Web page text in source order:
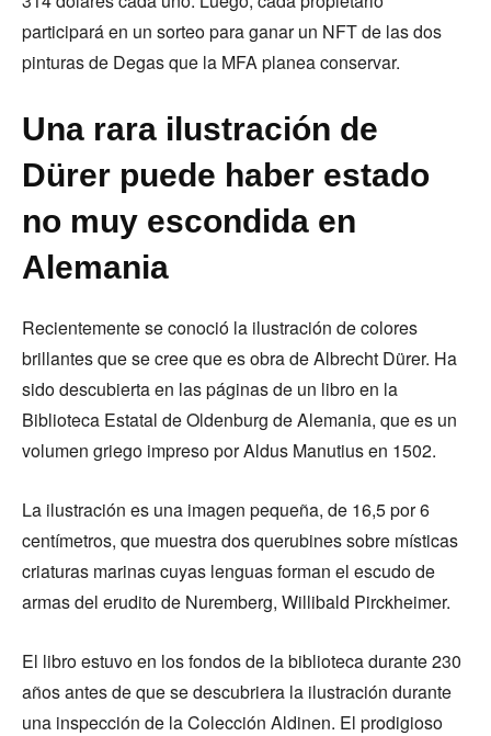
participará en un sorteo para ganar un NFT de las dos
pinturas de Degas que la MFA planea conservar.
Una rara ilustración de
Dürer puede haber estado
no muy escondida en
Alemania
Recientemente se conoció la ilustración de colores
brillantes que se cree que es obra de Albrecht Dürer. Ha
sido descubierta en las páginas de un libro en la
Biblioteca Estatal de Oldenburg de Alemania, que es un
volumen griego impreso por Aldus Manutius en 1502.
La ilustración es una imagen pequeña, de 16,5 por 6
centímetros, que muestra dos querubines sobre místicas
criaturas marinas cuyas lenguas forman el escudo de
armas del erudito de Nuremberg, Willibald Pirckheimer.
El libro estuvo en los fondos de la biblioteca durante 230
años antes de que se descubriera la ilustración durante
una inspección de la Colección Aldinen. El prodigioso